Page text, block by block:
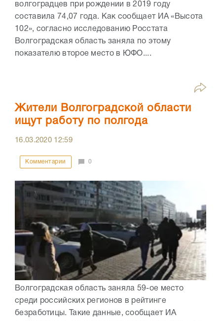
волгоградцев при рождении в 2019 году
составила 74,07 года. Как сообщает ИА «Высота
102», согласно исследованию Росстата
Волгоградская область заняла по этому
показателю второе место в ЮФО....
Жители Волгоградской области
ищут работу по полгода
16.03.2020 12:59
Комментарии 0
Волгоградская область заняла 59-ое место
среди российских регионов в рейтинге
безработицы. Такие данные, сообщает ИА